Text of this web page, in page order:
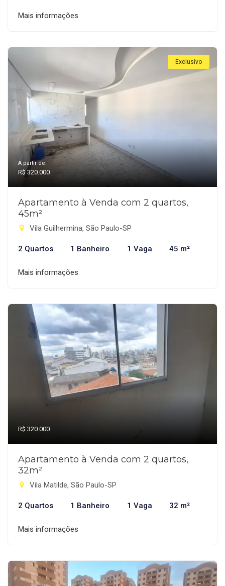
Mais informações
Exclusivo
A partir de:
R$ 320.000
Apartamento à Venda com 2 quartos,
45m²
Vila Guilhermina, São Paulo-SP
2 Quartos 1 Banheiro 1 Vaga 45 m²
Mais informações
R$ 320.000
Apartamento à Venda com 2 quartos,
32m²
Vila Matilde, São Paulo-SP
2 Quartos 1 Banheiro 1 Vaga 32 m²
Mais informações